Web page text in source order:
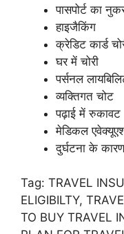
पासपोर्ट का
हाइजैकिंग
क्रेडिट कार्ड
घर में चोरी
पर्सनल
व्यक्तिगत चोट
पढ़ाई में रुकावट
मेडिकल
दुर्घटना के
Tag: TRAVEL
ELIGIBILTY,
TO BUY TRAVEL